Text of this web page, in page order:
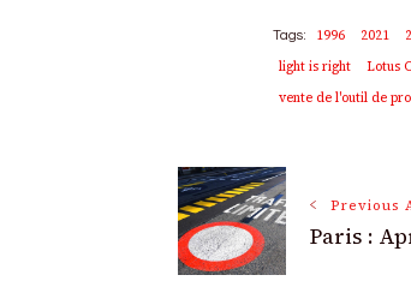
Tags: 1996 2021
light is right
Lotus
vente de l'outil de
Post
Navigation
Previous
Paris :